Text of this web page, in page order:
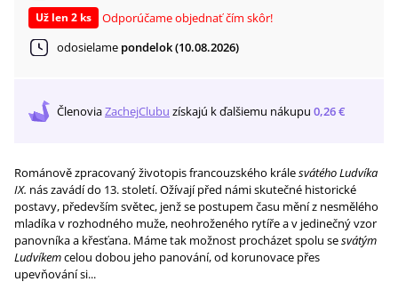
Už len 2 ks
Odporúčame objednať čím skôr!
odosielame pondelok (10.08.2026)
ČlenoviaZachejClubu získajú k ďalšiemu nákupu 0,26 €
Románově zpracovaný životopis francouzského králesvátého Ludvíka
IX. nás zavádí do 13. století. Ožívají před námi skutečné historické
postavy, především světec, jenž se postupem času mění z nesmělého
mladíka v rozhodného muže, neohroženého rytíře a v jedinečný vzor
panovníka a křesťana. Máme tak možnost procházet spolu sesvátým
Ludvíkemcelou dobou jeho panování, od korunovace přes
upevňování si...